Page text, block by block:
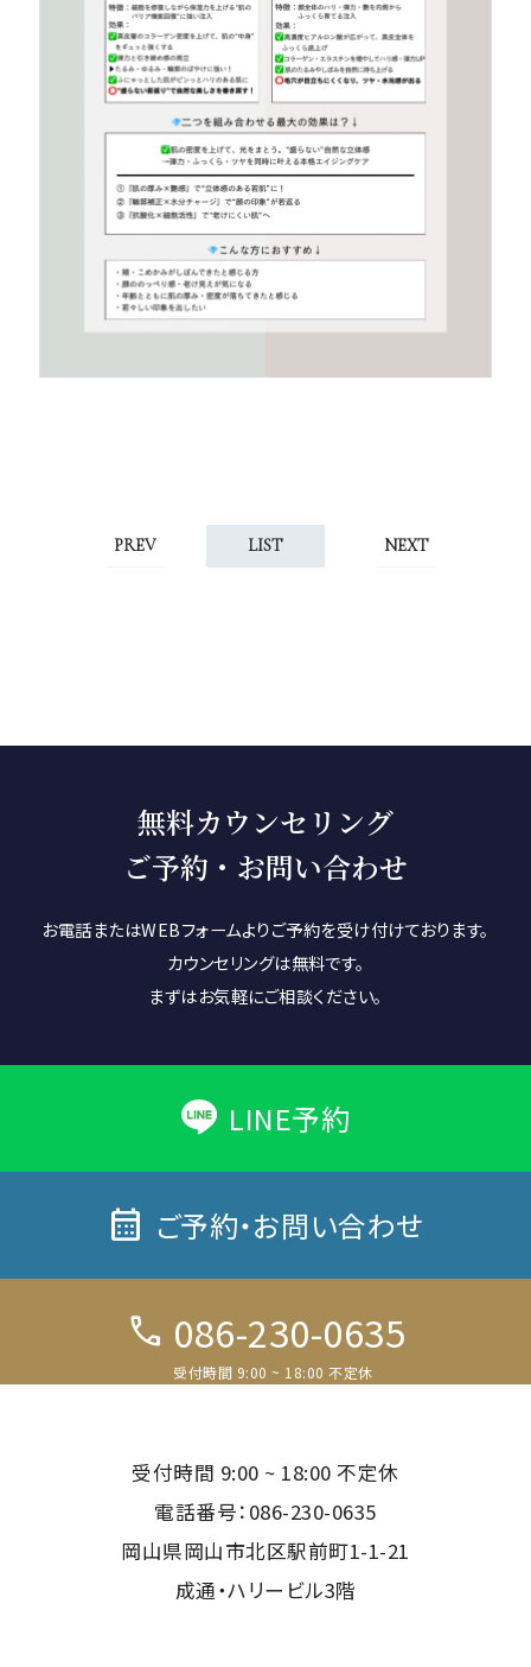
LINE予約
PREV LIST NEXT
無料カウンセリング
ご予約・お問い合わせ
お電話またはWEBフォームよりご予約を受け付けております。
カウンセリングは無料です。
まずはお気軽にご相談ください。
LINE予約
calendar_month ご予約・お問い合わせ
call 086-230-0635
受付時間 9:00 ~ 18:00 不定休
受付時間 9:00 ~ 18:00 不定休
電話番号：086-230-0635
岡山県岡山市北区駅前町1-1-21
成通・ハリービル3階